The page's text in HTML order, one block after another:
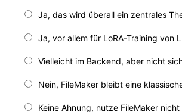
Ja, das wird überall ein zentrales
Ja, vor allem für LoRA-Training von
Vielleicht im Backend, aber nicht
Nein, FileMaker bleibt eine
Keine Ahnung, nutze FileMaker nicht